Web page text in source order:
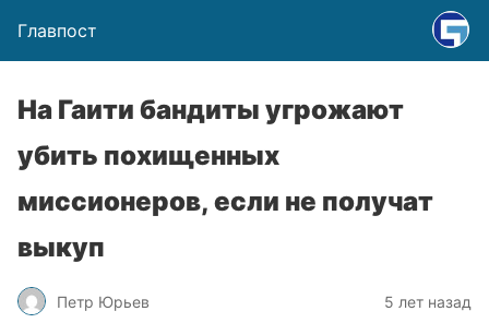
Главпост
На Гаити бандиты угрожают
убить похищенных
миссионеров, если не получат
выкуп
Петр Юрьев 5 лет назад